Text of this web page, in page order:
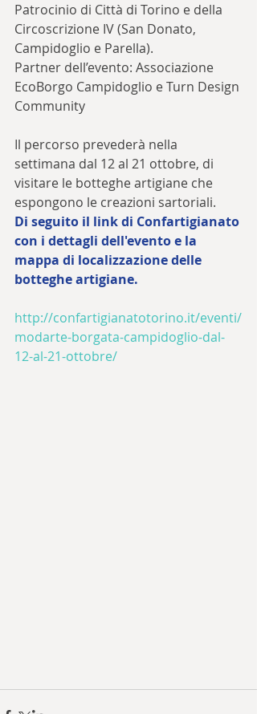
Patrocinio di Città di Torino e della
Circoscrizione IV (San Donato,
Campidoglio e Parella).
Partner dell’evento: Associazione
EcoBorgo Campidoglio e Turn Design
Community
Il percorso prevederà nella
settimana dal 12 al 21 ottobre, di
visitare le botteghe artigiane che
espongono le creazioni sartoriali.
Di seguito il link di Confartigianato
con i dettagli dell'evento e la
mappa di localizzazione delle
botteghe artigiane.
http://confartigianatotorino.it/eventi/
modarte-borgata-campidoglio-dal-
12-al-21-ottobre/